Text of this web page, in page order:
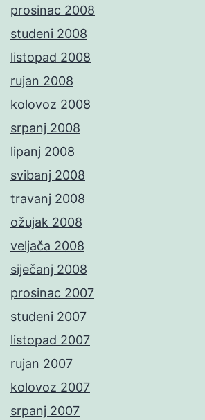
prosinac 2008
studeni 2008
listopad 2008
rujan 2008
kolovoz 2008
srpanj 2008
lipanj 2008
svibanj 2008
travanj 2008
ožujak 2008
veljača 2008
siječanj 2008
prosinac 2007
studeni 2007
listopad 2007
rujan 2007
kolovoz 2007
srpanj 2007